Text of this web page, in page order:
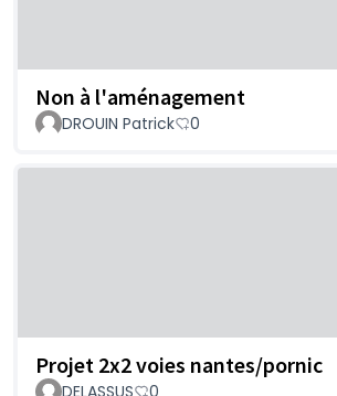
Non à l'aménagement
DROUIN Patrick 0
Projet 2x2 voies nantes/pornic
DELASSUS 0